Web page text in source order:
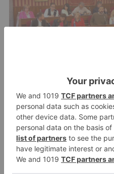
De las 6.702 personas
participarán en los
personas en riesgo de
son personas con
1.590 son los familiares
afectadas.